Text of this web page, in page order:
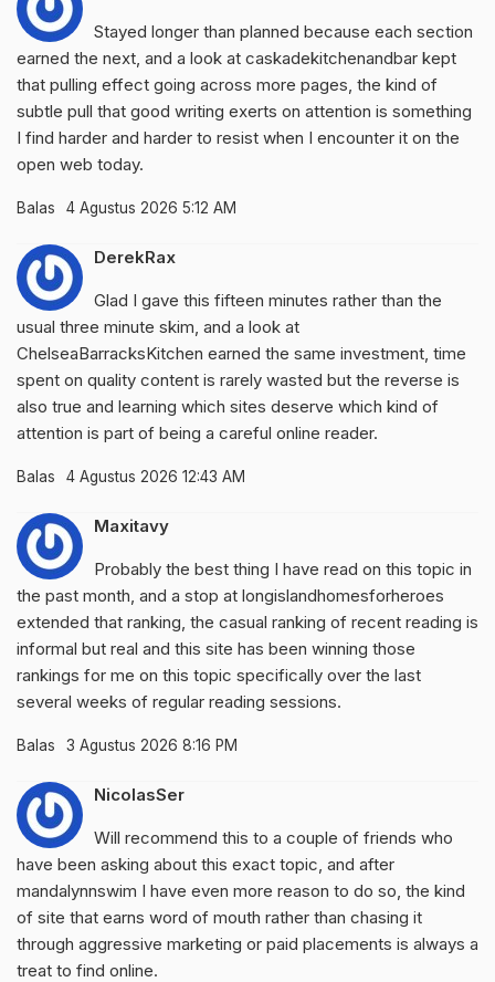
Stayed longer than planned because each section
earned the next, and a look at caskadekitchenandbar kept
that pulling effect going across more pages, the kind of
subtle pull that good writing exerts on attention is something
I find harder and harder to resist when I encounter it on the
open web today.
Balas 4 Agustus 2026 5:12 AM
DerekRax
Glad I gave this fifteen minutes rather than the
usual three minute skim, and a look at
ChelseaBarracksKitchen earned the same investment, time
spent on quality content is rarely wasted but the reverse is
also true and learning which sites deserve which kind of
attention is part of being a careful online reader.
Balas 4 Agustus 2026 12:43 AM
Maxitavy
Probably the best thing I have read on this topic in
the past month, and a stop at longislandhomesforheroes
extended that ranking, the casual ranking of recent reading is
informal but real and this site has been winning those
rankings for me on this topic specifically over the last
several weeks of regular reading sessions.
Balas 3 Agustus 2026 8:16 PM
NicolasSer
Will recommend this to a couple of friends who
have been asking about this exact topic, and after
mandalynnswim I have even more reason to do so, the kind
of site that earns word of mouth rather than chasing it
through aggressive marketing or paid placements is always a
treat to find online.